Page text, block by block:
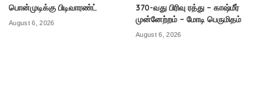
பொன்முடிக்கு பிடிவாரண்ட்
August 6, 2026
370-வது பிரிவு ரத்து – காஷ்மீர்
முன்னேற்றம் – மோடி பெருமிதம்
August 6, 2026